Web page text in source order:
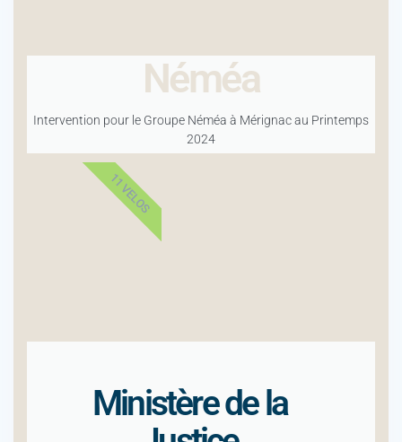
Néméa
Intervention pour le Groupe Néméa à Mérignac au Printemps
2024
Ministère de la
11 VELOS